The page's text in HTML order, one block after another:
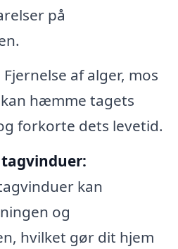
på
Fjernelse af alger, mos
hæmme tagets
forkorte dets levetid.
kan
og
hvilket gør dit hjem